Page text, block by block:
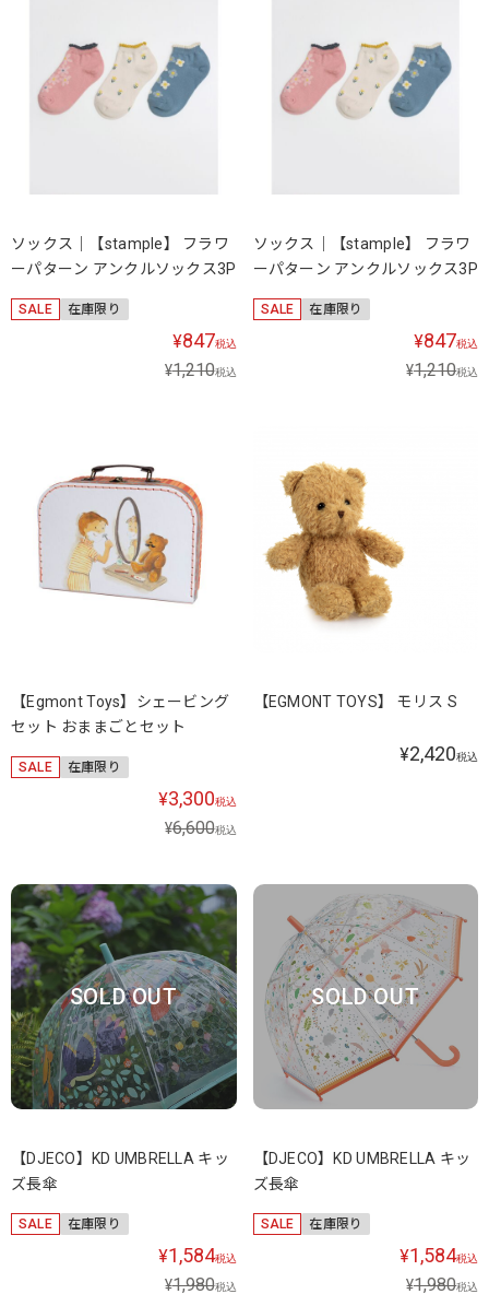
ソックス｜【stample】 フラワ
ーパターン アンクルソックス3P
SALE 在庫限り
¥847税込
¥1,210税込
ソックス｜【stample】 フラワ
ーパターン アンクルソックス3P
SALE 在庫限り
¥847税込
¥1,210税込
【Egmont Toys】シェービング
セット おままごとセット
SALE 在庫限り
¥3,300税込
¥6,600税込
【EGMONT TOYS】 モリス S
¥2,420税込
SOLD OUT
【DJECO】KD UMBRELLA キッ
ズ長傘
SALE 在庫限り
¥1,584税込
¥1,980税込
SOLD OUT
【DJECO】KD UMBRELLA キッ
ズ長傘
SALE 在庫限り
¥1,584税込
¥1,980税込